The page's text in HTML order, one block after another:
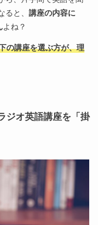
ると、 講座の内容に
よね？
の講座を選ぶ方が、理
ジオ英語講座を「掛